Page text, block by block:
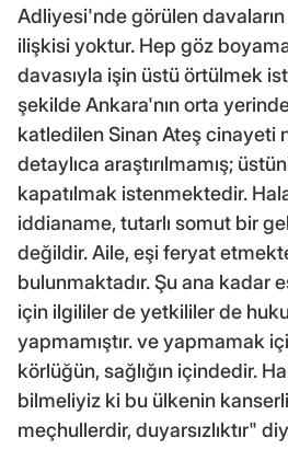
Adliyesi'nde görülen
ilişkisi yoktur. Hep göz
davasıyla işin üstü örtülmek
şekilde Ankara'nın orta
katledilen Sinan Ateş cinayeti
detaylıca araştırılmamış;
kapatılmak istenmektedir.
iddianame, tutarlı somut bir
değildir. Aile, eşi feryat
bulunmaktadır. Şu ana kadar
için ilgililer de yetkililer de
yapmamıştır. ve yapmamak
körlüğün, sağlığın içindedir.
bilmeliyiz ki bu ülkenin
meçhullerdir, duyarsızlıktır"